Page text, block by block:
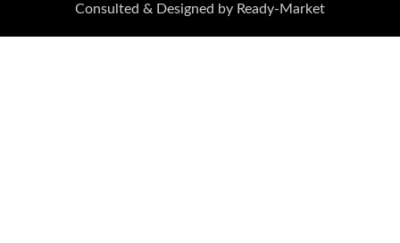
Consulted & Designed by Ready-Market